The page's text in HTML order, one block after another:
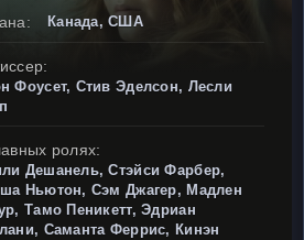
Канада, США
Фоусет, Стив Эделсон, Лесли
ролях:
Дешанель, Стэйси Фарбер,
Ньютон, Сэм Джагер, Мадлен
Тамо Пеникетт, Эдриан
Саманта Феррис, Кинэн